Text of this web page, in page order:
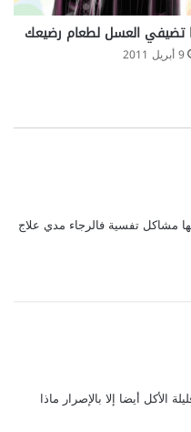
تضيفي العسل لطعام رضيعك
9 أبريل 2011
مشاكل تفسية فالرجاء مدي علاج
الأكل أيضا إلا بالإصرار ماذا